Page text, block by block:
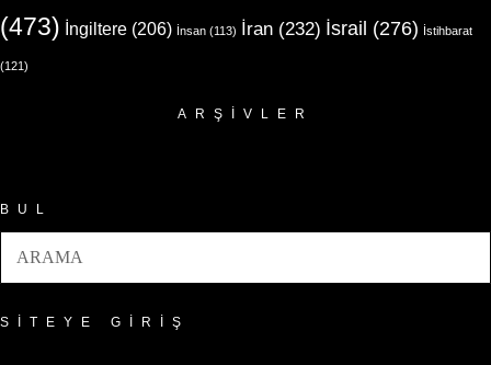
(473) İngiltere (206) İnsan (113) İran (232) İsrail (276) İstihbarat
(121)
ARŞIVLER
BUL
SITEYE GIRIŞ